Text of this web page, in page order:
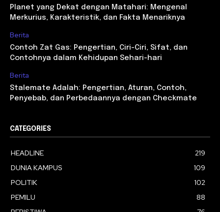
Planet yang Dekat dengan Matahari: Mengenal
Merkurius, Karakteristik, dan Fakta Menariknya
Berita
Contoh Zat Gas: Pengertian, Ciri-Ciri, Sifat, dan
Contohnya dalam Kehidupan Sehari-hari
Berita
Stalemate Adalah: Pengertian, Aturan, Contoh,
Penyebab, dan Perbedaannya dengan Checkmate
CATEGORIES
HEADLINE
219
DUNIA KAMPUS
109
POLITIK
102
PEMILU
88